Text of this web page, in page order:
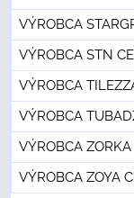
VÝROBCA
VÝROBCA STN
VÝROBCA
VÝROBCA
VÝROBCA
VÝROBCA ZOYA